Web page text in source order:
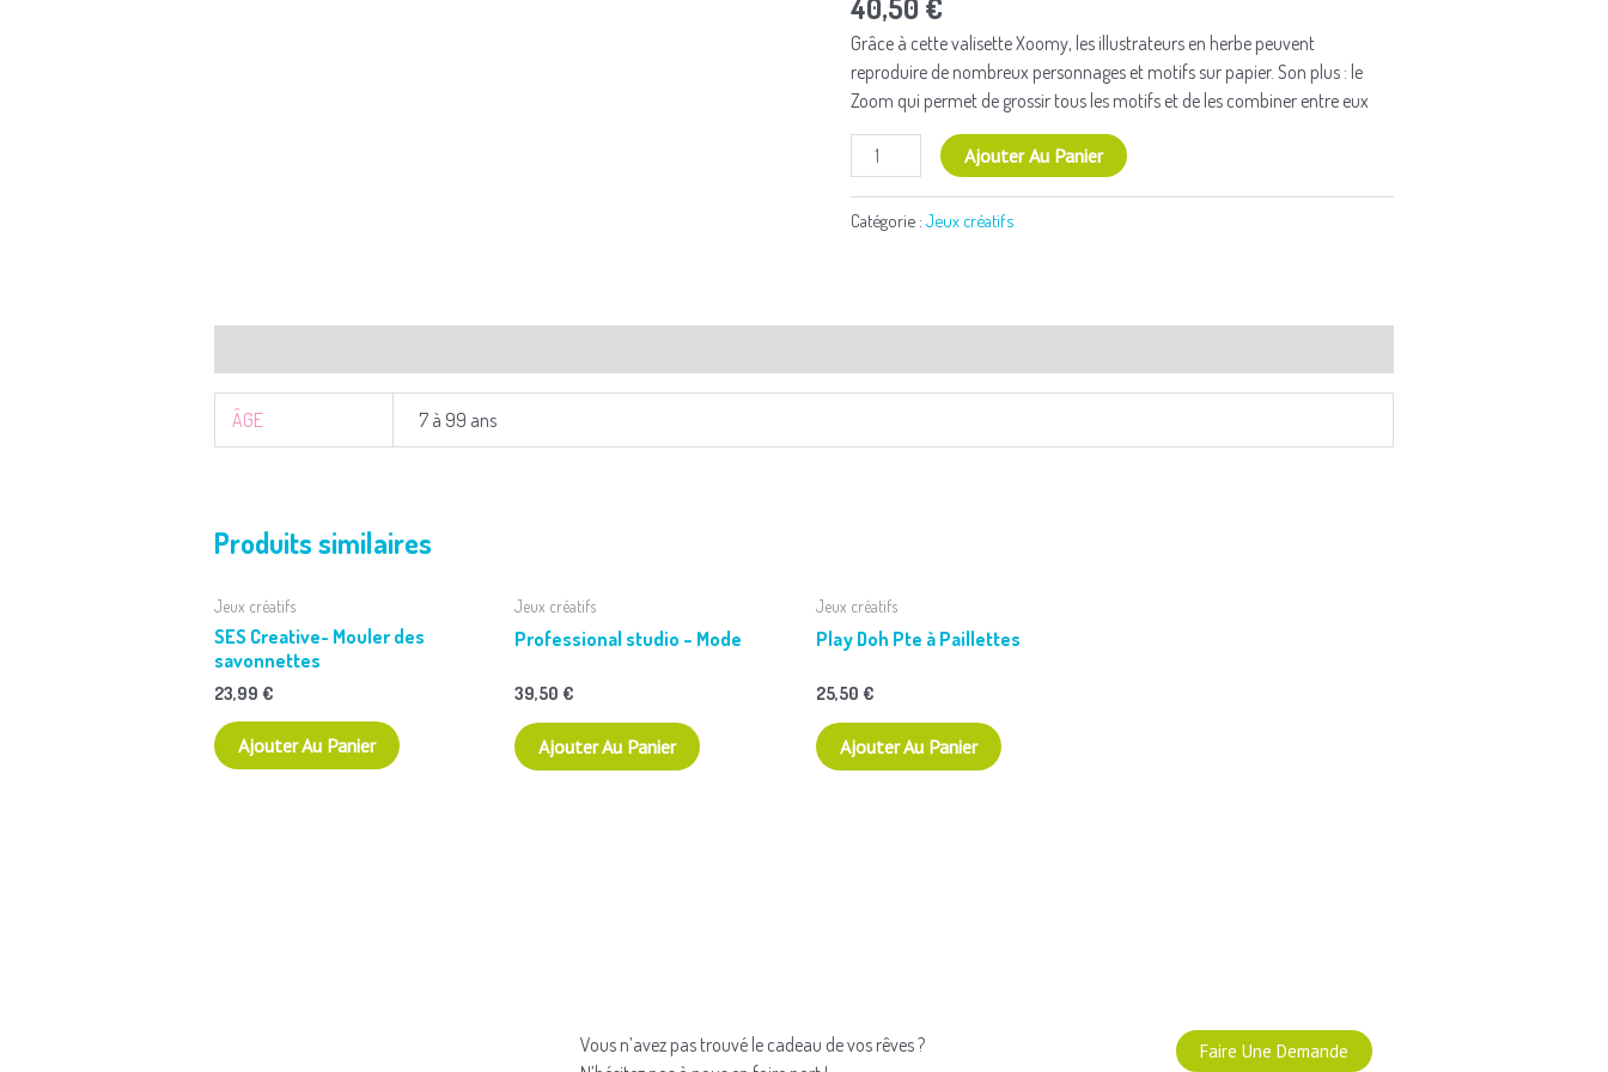
40,50 €
Grâce à cette valisette Xoomy, les illustrateurs en herbe peuvent
reproduire de nombreux personnages et motifs sur papier. Son plus : le
Zoom qui permet de grossir tous les motifs et de les combiner entre eux
Midi
Licornes
Ajouter Au Panier
Catégorie :Jeux créatifs
ÂGE 7 à 99 ans
Produits similaires
Jeux créatifs
SES Creative- Mouler des
savonnettes
23,99 €
Ajouter Au Panier
Jeux créatifs
Professional studio – Mode
39,50€
Ajouter Au Panier
Jeux créatifs
Play Doh Pte à Paillettes
25,50 €
Ajouter Au Panier
Vous n’avez pas trouvé le cadeau de vos rêves ?
Faire Une Demande